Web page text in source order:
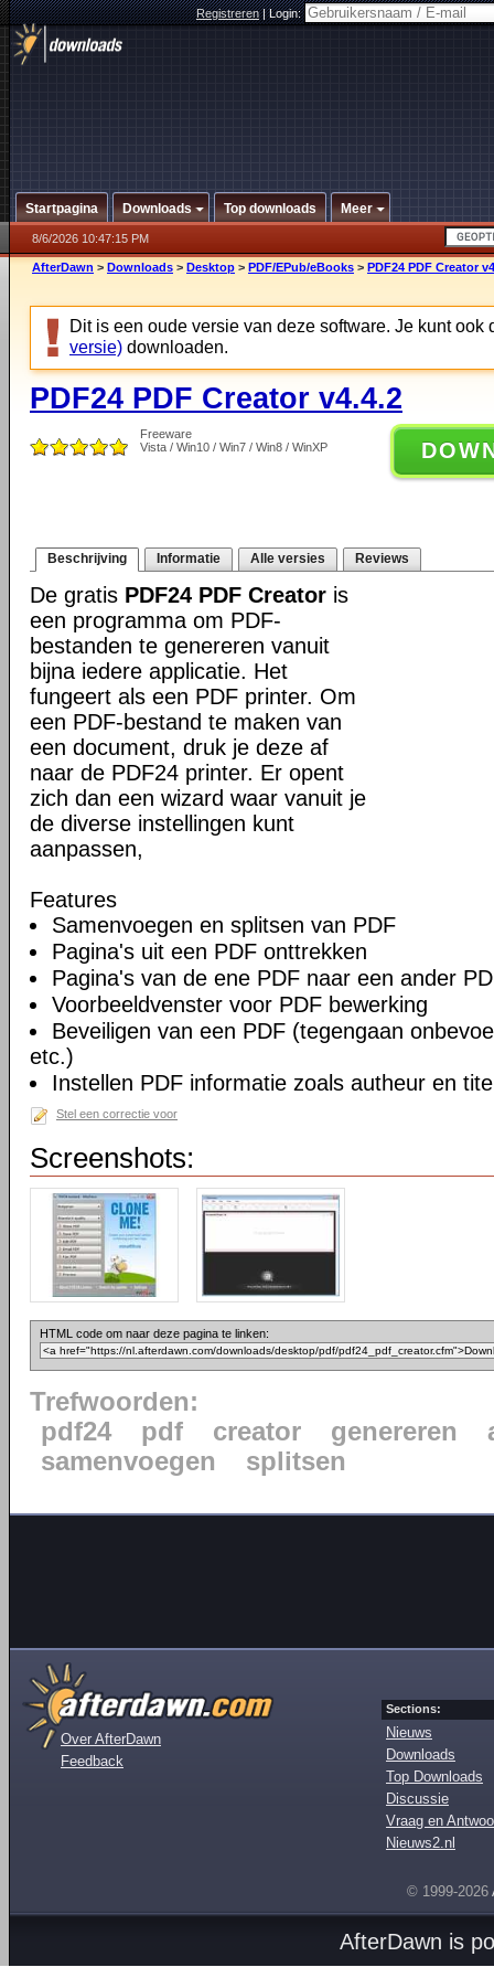
Registreren|Login:
Startpagina Downloads Top downloads Meer
8/6/2026 10:47:15 PM
AfterDawn > Downloads > Desktop > PDF/EPub/eBooks > PDF24 PDF Creator
Dit is een oude versie van deze software. Je kunt ook
versie) downloaden.
PDF24 PDF Creator v4.4.2
Freeware
Vista / Win10 / Win7 / Win8 / WinXP
Beschrijving Informatie Alle versies Reviews
De gratis PDF24 PDF Creator is
een programma om PDF-
bestanden te genereren vanuit
bijna iedere applicatie. Het
fungeert als een PDF printer. Om
een PDF-bestand te maken van
een document, druk je deze af
naar de PDF24 printer. Er opent
zich dan een wizard waar vanuit je
de diverse instellingen kunt
aanpassen,
Features
Samenvoegen en splitsen van PDF
Pagina's uit een PDF onttrekken
Pagina's van de ene PDF naar een ander
Voorbeeldvenster voor PDF bewerking
Beveiligen van een PDF (tegengaan
etc.)
Instellen PDF informatie zoals autheur en
Stel een correctie voor
Screenshots:
HTML code om naar deze pagina te linken:
Trefwoorden:
pdf24
pdf creator genereren
samenvoegen
splitsen
Over AfterDawn
Feedback
Sections:
Nieuws
Downloads
Top Downloads
Discussie
Vraag en
Nieuws2.nl
© 1999-2026
AfterDawn is